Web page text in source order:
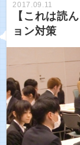
2017.09.11
【これは読
ョン対策